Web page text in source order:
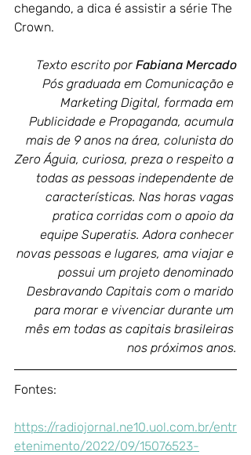
chegando, a dica é assistir a série The
Crown.
Texto escrito por Fabiana Mercado
Pós graduada em Comunicação e
Marketing Digital, formada em
Publicidade e Propaganda, acumula
mais de 9 anos na área, colunista do
Zero Águia, curiosa, preza o respeito a
todas as pessoas independente de
características. Nas horas vagas
pratica corridas com o apoio da
equipe Superatis. Adora conhecer
novas pessoas e lugares, ama viajar e
possui um projeto denominado
Desbravando Capitais com o marido
para morar e vivenciar durante um
mês em todas as capitais brasileiras
nos próximos anos.
Fontes:
https://radiojornal.ne10.uol.com.br/entr
etenimento/2022/09/15076523-